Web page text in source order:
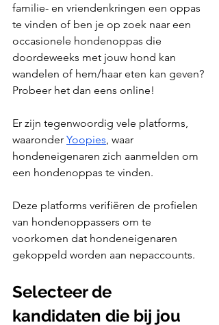
familie- en vriendenkringen een oppas
te vinden of ben je op zoek naar een
occasionele hondenoppas die
doordeweeks met jouw hond kan
wandelen of hem/haar eten kan geven?
Probeer het dan eens online!
Er zijn tegenwoordig vele platforms,
waaronder Yoopies, waar
hondeneigenaren zich aanmelden om
een hondenoppas te vinden.
Deze platforms verifiëren de profielen
van hondenoppassers om te
voorkomen dat hondeneigenaren
gekoppeld worden aan nepaccounts.
Selecteer de
kandidaten die bij jou